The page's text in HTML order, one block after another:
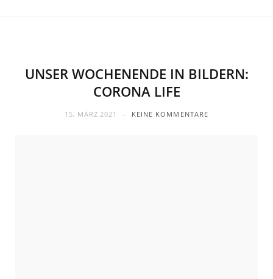
UNSER WOCHENENDE IN BILDERN:
CORONA LIFE
15. MÄRZ 2021 KEINE KOMMENTARE